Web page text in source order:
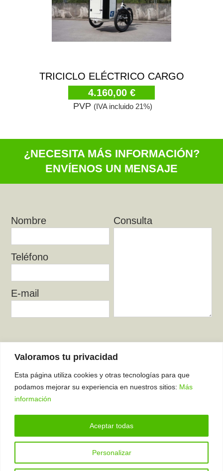
Valoramos tu privacidad
Esta página utiliza cookies y otras tecnologías para que
podamos mejorar su experiencia en nuestros sitios: Más
información
Personalizar
Aceptar todas
TRICICLO ELÉCTRICO CARGO
4.160,00 €
PVP (IVA incluido 21%)
¿NECESITA MÁS INFORMACIÓN?
ENVÍENOS UN MENSAJE
Nombre
Teléfono
E-mail
Consulta
He leído y acepto el
Política de Privacidad.
Todos los campos son obligatorios
Copyright 2025 tutriciclo.com 638543839